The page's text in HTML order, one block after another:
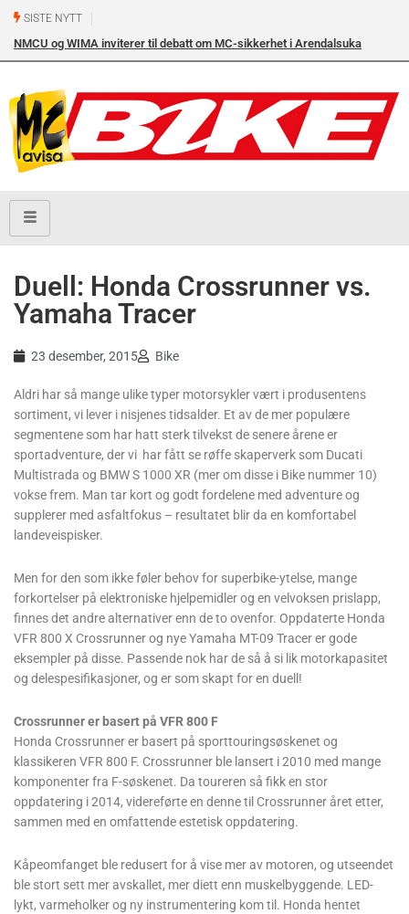
SISTE NYTT
NMCU og WIMA inviterer til debatt om MC-sikkerhet i Arendalsuka
Duell: Honda Crossrunner vs.
Yamaha Tracer
23 desember, 2015 Bike
Aldri har så mange ulike typer motorsykler vært i produsentens
sortiment, vi lever i nisjenes tidsalder. Et av de mer populære
segmentene som har hatt sterk tilvekst de senere årene er
sportadventure, der vi har fått se røffe skaperverk som Ducati
Multistrada og BMW S 1000 XR (mer om disse i Bike nummer 10)
vokse frem. Man tar kort og godt fordelene med adventure og
supplerer med asfaltfokus – resultatet blir da en komfortabel
landeveispisker.
Men for den som ikke føler behov for superbike-ytelse, mange
forkortelser på elektroniske hjelpemidler og en velvoksen prislapp,
finnes det andre alternativer enn de to ovenfor. Oppdaterte Honda
VFR 800 X Crossrunner og nye Yamaha MT-09 Tracer er gode
eksempler på disse. Passende nok har de så å si lik motorkapasitet
og delespesifikasjoner, og er som skapt for en duell!
Crossrunner er basert på VFR 800 F
Honda Crossrunner er basert på sporttouringsøskenet og
klassikeren VFR 800 F. Crossrunner ble lansert i 2010 med mange
komponenter fra F-søskenet. Da toureren så fikk en stor
oppdatering i 2014, videreførte en denne til Crossrunner året etter,
sammen med en omfattende estetisk oppdatering.
Kåpeomfanget ble redusert for å vise mer av motoren, og utseendet
ble stort sett mer avskallet, mer diett enn muskelbyggende. LED-
lykt, varmeholker og ny instrumentering kom til. Honda hentet